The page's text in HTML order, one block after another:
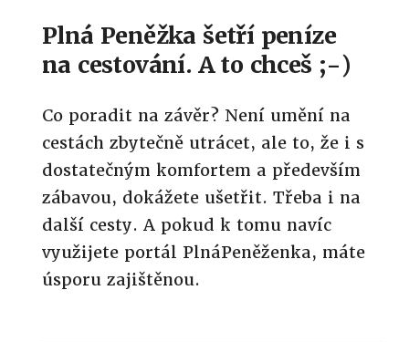
Plná Peněžka šetří peníze
na cestování. A to chceš ;-)
Co poradit na závěr? Není umění na
cestách zbytečně utrácet, ale to, že i s
dostatečným komfortem a především
zábavou, dokážete ušetřit. Třeba i na
další cesty. A pokud k tomu navíc
využijete portál PlnáPeněženka, máte
úsporu zajištěnou.